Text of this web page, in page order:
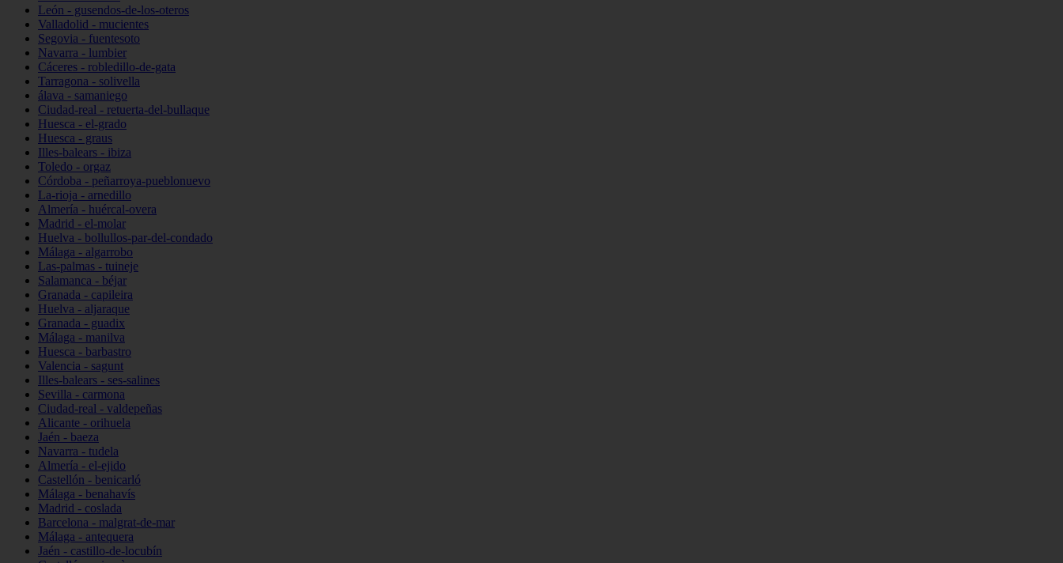
León - gusendos-de-los-oteros
Valladolid - mucientes
Segovia - fuentesoto
Navarra - lumbier
Cáceres - robledillo-de-gata
Tarragona - solivella
álava - samaniego
Ciudad-real - retuerta-del-bullaque
Huesca - el-grado
Huesca - graus
Illes-balears - ibiza
Toledo - orgaz
Córdoba - peñarroya-pueblonuevo
La-rioja - arnedillo
Almería - huércal-overa
Madrid - el-molar
Huelva - bollullos-par-del-condado
Málaga - algarrobo
Las-palmas - tuineje
Salamanca - béjar
Granada - capileira
Huelva - aljaraque
Granada - guadix
Málaga - manilva
Huesca - barbastro
Valencia - sagunt
Illes-balears - ses-salines
Sevilla - carmona
Ciudad-real - valdepeñas
Alicante - orihuela
Jaén - baeza
Navarra - tudela
Almería - el-ejido
Castellón - benicarló
Málaga - benahavís
Madrid - coslada
Barcelona - malgrat-de-mar
Málaga - antequera
Jaén - castillo-de-locubín